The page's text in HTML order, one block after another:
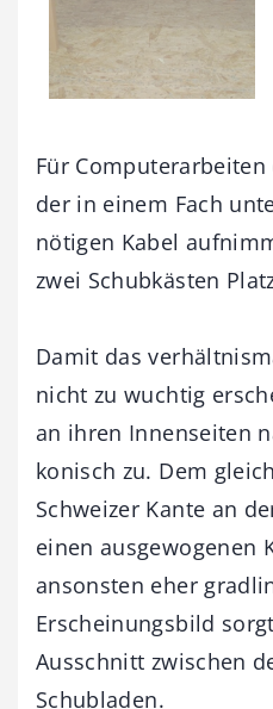
Für
der in einem Fach
nötigen Kabel
zwei Schubkästen
Damit das
nicht zu wuchtig
an ihren Innenseiten
konisch zu. Dem
Schweizer Kante an
einen ausgewogenen
ansonsten eher
Erscheinungsbild
Ausschnitt zwischen
Schubladen.